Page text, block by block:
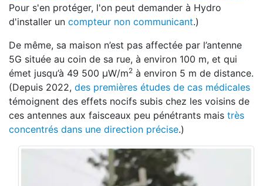
Pour s'en protéger, l'on peut demander à Hydro
d'installer un compteur non communicant.)
De même, sa maison n’est pas affectée par l’antenne
5G située au coin de sa rue, à environ 100 m, et qui
émet jusqu’à 49 500 μW/m2 à environ 5 m de distance.
(Depuis 2022, des premières études de cas médicales
témoignent des effets nocifs subis chez les voisins de
ces antennes aux faisceaux peu pénétrants mais très
concentrés dans une direction précise.)